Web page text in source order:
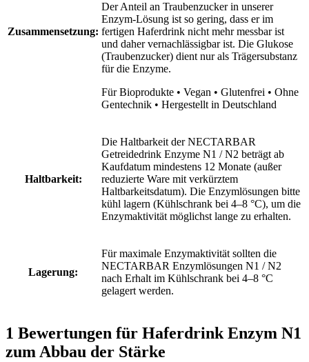
Zusammensetzung:
Der Anteil an Traubenzucker in unserer
Enzym-Lösung ist so gering, dass er im
fertigen Haferdrink nicht mehr messbar ist
und daher vernachlässigbar ist. Die Glukose
(Traubenzucker) dient nur als Trägersubstanz
für die Enzyme.
Für Bioprodukte • Vegan • Glutenfrei • Ohne
Gentechnik • Hergestellt in Deutschland
Haltbarkeit:
Die Haltbarkeit der NECTARBAR
Getreidedrink Enzyme N1 / N2 beträgt ab
Kaufdatum mindestens 12 Monate (außer
reduzierte Ware mit verkürztem
Haltbarkeitsdatum). Die Enzymlösungen bitte
kühl lagern (Kühlschrank bei 4–8 °C), um die
Enzymaktivität möglichst lange zu erhalten.
Lagerung:
Für maximale Enzymaktivität sollten die
NECTARBAR Enzymlösungen N1 / N2
nach Erhalt im Kühlschrank bei 4–8 °C
gelagert werden.
1 Bewertungen für Haferdrink Enzym N1
zum Abbau der Stärke